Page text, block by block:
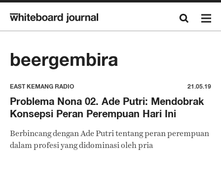
beergembira
EAST KEMANG RADIO 21.05.19
Problema Nona 02. Ade Putri: Mendobrak
Konsepsi Peran Perempuan Hari Ini
Berbincang dengan Ade Putri tentang peran perempuan
dalam profesi yang didominasi oleh pria